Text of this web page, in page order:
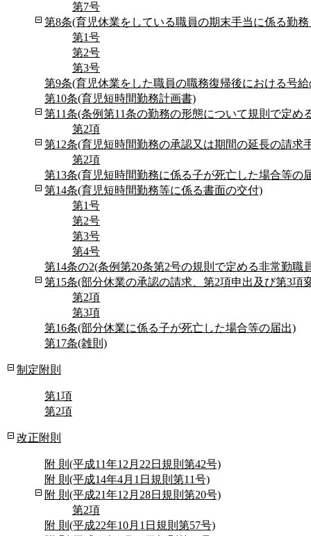
第7号
第8条(育児休業をしている職員の期末手当に係る勤
第1号
第2号
第3号
第9条(育児休業をした職員の職務復帰後における号
第10条(育児短時間勤務計画書)
第11条(条例第11条の勤務の形態について規則で定め
第2項
第12条(育児短時間勤務の承認又は期間の延長の請求
第2項
第13条(育児短時間勤務に係る子が死亡した場合等の
第14条(育児短時間勤務等に係る書面の交付)
第1号
第2号
第3号
第4号
第14条の2(条例第20条第2号の規則で定める非常勤職
第15条(部分休業の承認の請求、第2項申出及び第3項
第2項
第3項
第16条(部分休業に係る子が死亡した場合等の届出)
第17条(雑則)
制定附則
第1項
第2項
改正附則
附 則(平成11年12月22日規則第42号)
附 則(平成14年4月1日規則第11号)
附 則(平成21年12月28日規則第20号)
第2項
附 則(平成22年10月1日規則第57号)